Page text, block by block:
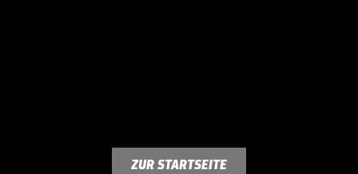
ZUR STARTSEITE